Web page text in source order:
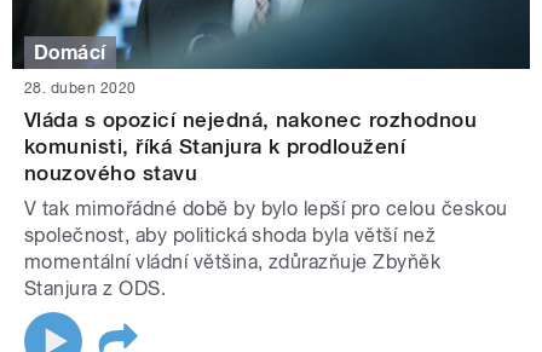
Domácí
28. duben 2020
Vláda s opozicí nejedná, nakonec rozhodnou
komunisti, říká Stanjura k prodloužení
nouzového stavu
V tak mimořádné době by bylo lepší pro celou českou
společnost, aby politická shoda byla větší než
momentální vládní většina, zdůrazňuje Zbyňěk
Stanjura z ODS.